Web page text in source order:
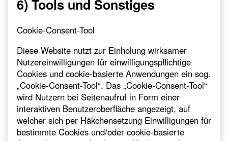
6) Tools und Sonstiges
Cookie-Consent-Tool
Diese Website nutzt zur Einholung wirksamer
Nutzereinwilligungen für einwilligungspflichtige
Cookies und cookie-basierte Anwendungen ein sog.
„Cookie-Consent-Tool“. Das „Cookie-Consent-Tool“
wird Nutzern bei Seitenaufruf in Form einer
interaktiven Benutzeroberfläche angezeigt, auf
welcher sich per Häkchensetzung Einwilligungen für
bestimmte Cookies und/oder cookie-basierte